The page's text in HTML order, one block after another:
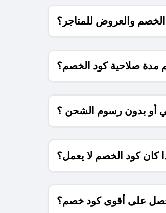
والعروض للمتاجر؟
مدة صلاحية كود الخصم؟
أو بدون رسوم الشحن ؟
كان كود الخصم لا يعمل؟
على أقوى كود خصم؟